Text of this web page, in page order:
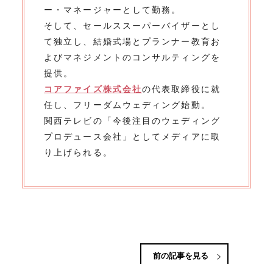
ー・マネージャーとして勤務。
そして、セールススーパーバイザーとし
て独立し、結婚式場とプランナー教育お
よびマネジメントのコンサルティングを
提供。
コアファイズ株式会社の代表取締役に就
任し、フリーダムウェディング始動。
関西テレビの「今後注目のウェディング
プロデュース会社」としてメディアに取
り上げられる。
前の記事を見る